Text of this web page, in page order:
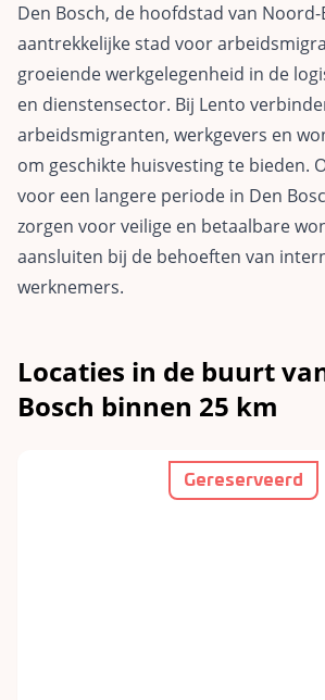
Den Bosch, de hoofdstad van
aantrekkelijke stad voor
groeiende werkgelegenheid in de
en dienstensector. Bij Lento
arbeidsmigranten, werkgevers en
om geschikte huisvesting te bieden.
voor een langere periode in Den
zorgen voor veilige en betaalbare
aansluiten bij de behoeften van
werknemers.
Locaties in de buurt
Bosch binnen 25 km
Gereserveerd